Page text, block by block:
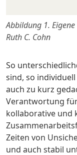
Abbildung 1.
Ruth C. Cohn
So
sind, so
auch zu kurz
Verantwortung
kollaborative und
Zeiten von
und auch stabil